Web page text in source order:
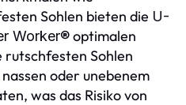
Sohlen bieten die U-
Worker®optimalen
rutschfesten Sohlen
oder unebenem
was das Risiko von